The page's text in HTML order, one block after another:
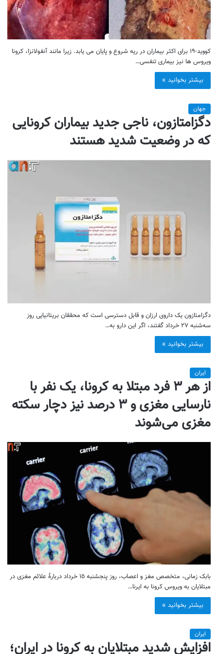
کووید-۱۹ برای اکثر بیماران در ریه شروع و پایان می یابد. زیرا مانند آنفولانزا، کرونا
ویروس ها نیز بیماری تنفسی…
بیشتر بخوانید »
جهان
دگزامتازون، ناجی جدید بیماران کرونایی
که در وضعیت شدید هستند
دگزامتازون یک داروی ارزان و قابل دسترسی است که محققان بریتانیایی روز
سه‌شنبه ۲۷ خرداد گفتند، اگر این دارو به…
بیشتر بخوانید »
ایران
از هر ٣ فرد مبتلا به کرونا، یک نفر با
نارسایی مغزی و ٣ درصد نیز دچار سکته
مغزی می‌شوند
بابک زمانی، متخصص مغز و اعصاب، روز پنجشنبه ١٥ خرداد دربارۀ علائم مغزی در
مبتلایان به ویروس کرونا به ایرنا…
بیشتر بخوانید »
ایران
افزایش شدید مبتلایان به کرونا در ایران؛